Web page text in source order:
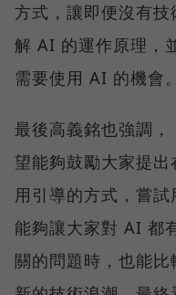
方式，讓即便沒有
解 AI 的運作原理，
需要使用 AI 的機會。
最後高義銘也強調
望能夠鼓勵大家提出
用引導的方式，嘗
能夠讓大家對 AI 都
關的問題時，也能